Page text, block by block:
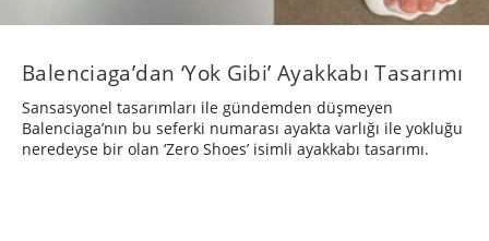
Balenciaga’dan ‘Yok Gibi’ Ayakkabı Tasarımı
Sansasyonel tasarımları ile gündemden düşmeyen
Balenciaga’nın bu seferki numarası ayakta varlığı ile yokluğu
neredeyse bir olan ‘Zero Shoes’ isimli ayakkabı tasarımı.